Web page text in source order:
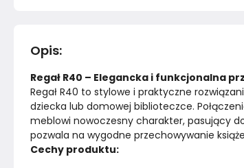
Konstrukcja półki
Wykończenie korpusu Nie
Konstrukcja blatu Nie
Kolor
Opis:
Regał R40 – Elegancka i funkcjonalna
Regał R40 to stylowe i praktyczne
dziecka lub domowej biblioteczce.
meblowi nowoczesny charakter, pasujący
pozwala na wygodne przechowywanie
Cechy produktu: